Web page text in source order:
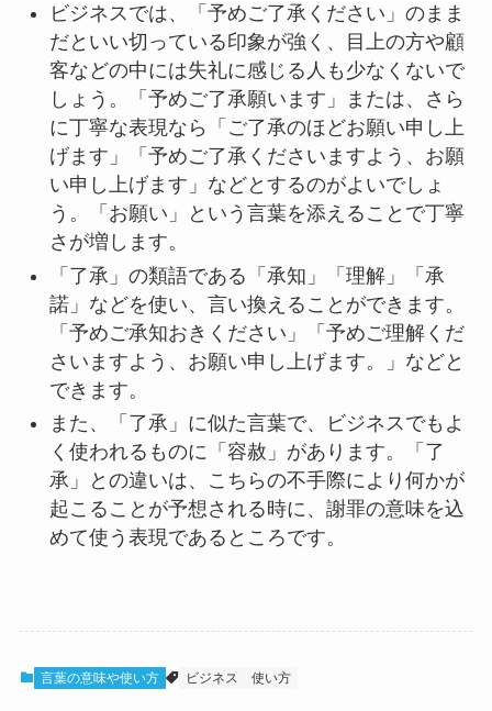
ビジネスでは、「予めご了承ください」のまま
だといい切っている印象が強く、目上の方や顧
客などの中には失礼に感じる人も少なくないで
しょう。「予めご了承願います」または、さら
に丁寧な表現なら「ご了承のほどお願い申し上
げます」「予めご了承くださいますよう、お願
い申し上げます」などとするのがよいでしょ
う。「お願い」という言葉を添えることで丁寧
さが増します。
「了承」の類語である「承知」「理解」「承
諾」などを使い、言い換えることができます。
「予めご承知おきください」「予めご理解くだ
さいますよう、お願い申し上げます。」などと
できます。
また、「了承」に似た言葉で、ビジネスでもよ
く使われるものに「容赦」があります。「了
承」との違いは、こちらの不手際により何かが
起こることが予想される時に、謝罪の意味を込
めて使う表現であるところです。
言葉の意味や使い方 ビジネス 使い方